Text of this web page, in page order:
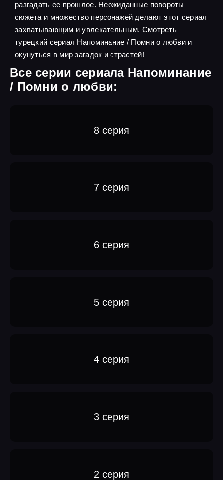
разгадать ее прошлое. Неожиданные повороты
сюжета и множество персонажей делают этот сериал
захватывающим и увлекательным. Смотреть
турецкий сериал Напоминание / Помни о любви и
окунуться в мир загадок и страстей!
Все серии сериала Напоминание
/ Помни о любви:
8 серия
7 серия
6 серия
5 серия
4 серия
3 серия
2 серия